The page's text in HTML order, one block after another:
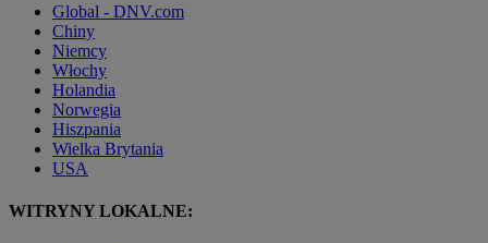
Global - DNV.com
Chiny
Niemcy
Włochy
Holandia
Norwegia
Hiszpania
Wielka Brytania
USA
WITRYNY LOKALNE: